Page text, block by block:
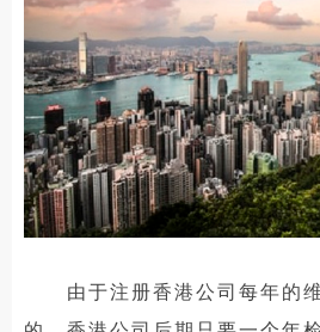
由于注册香港公司每年的维